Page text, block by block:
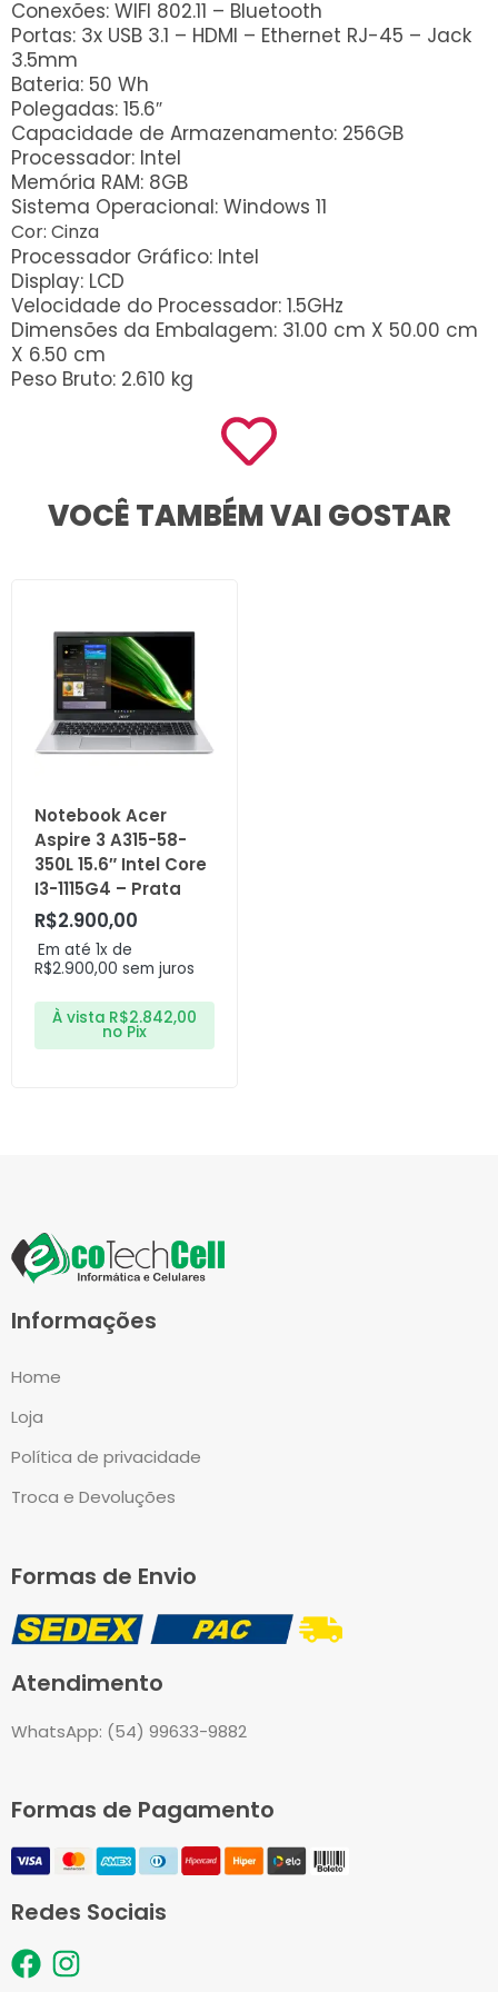
juros
R$
9x de
juros
10x deR$ 415,58com
juros
Conexões: WIFI 802.11 – Bluetooth
Portas: 3x USB 3.1 – HDMI – Ethernet RJ-45 – Jack
3.5mm
Bateria: 50 Wh
Polegadas: 15.6″
Capacidade de Armazenamento: 256GB
Processador: Intel
Memória RAM: 8GB
Sistema Operacional: Windows 11
Cor: Cinza
Processador Gráfico: Intel
Display: LCD
Velocidade do Processador: 1.5GHz
Dimensões da Embalagem: 31.00 cm X 50.00 cm
X 6.50 cm
Peso Bruto: 2.610 kg
VOCÊ TAMBÉM VAI GOSTAR
Notebook Acer
Aspire 3 A315-58-
350L 15.6″ Intel Core
I3-1115G4 – Prata
R$2.900,00
Em até 1x de
R$2.900,00 sem juros
À vista R$2.842,00
no Pix
Informações
Home
Loja
Política de privacidade
Troca e Devoluções
Formas de Envio
Atendimento
WhatsApp: (54) 99633-9882
Formas de Pagamento
Redes Sociais
F
I